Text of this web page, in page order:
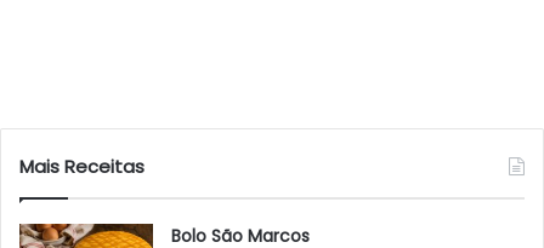
Mais Receitas
Bolo São Marcos